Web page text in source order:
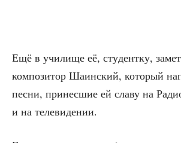
Ещё в учи­ли­ще её, сту­дент­ку,
ком­по­зи­тор Шаин­ский, кото­рый
пес­ни, при­нес­шие ей сла­ву на
и на телевидении.